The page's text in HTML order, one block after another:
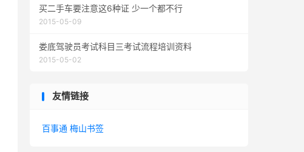
买二手车要注意这6种证 少一个都不行
2015-05-09
娄底驾驶员考试科目三考试流程培训资料
2015-05-02
友情链接
百事通 梅山书签